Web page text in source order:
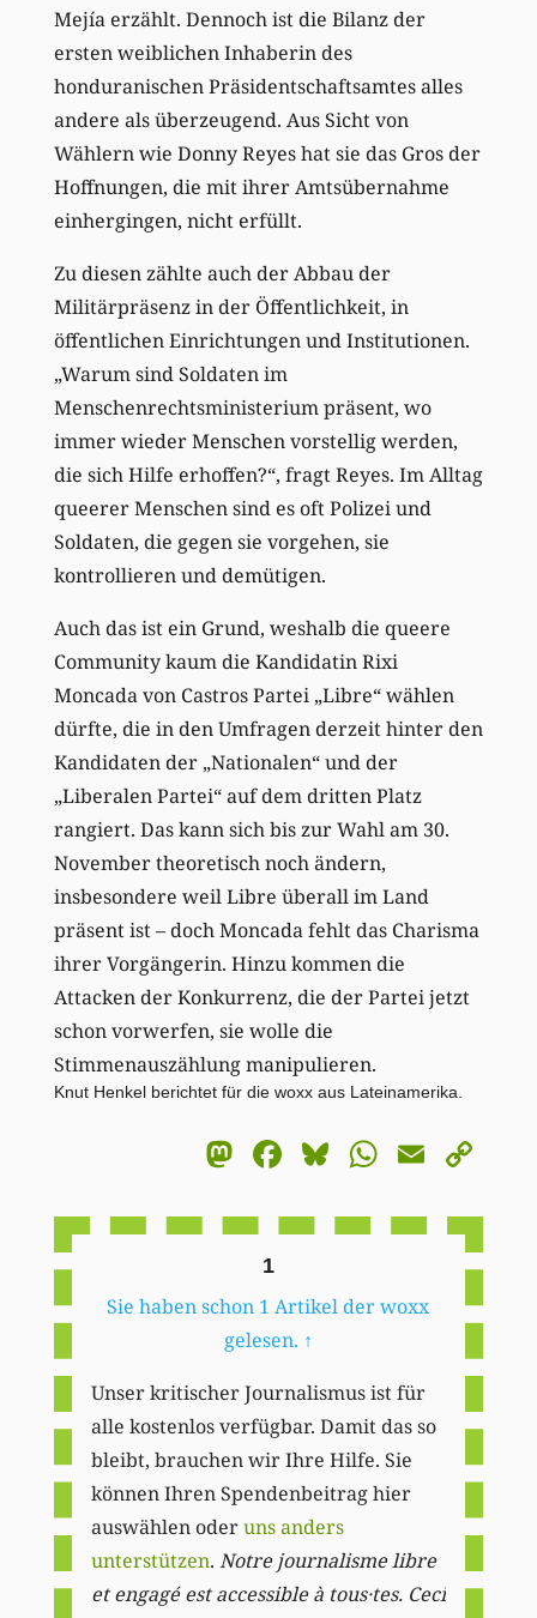
Mejía erzählt. Dennoch ist die Bilanz der
ersten weiblichen Inhaberin des
honduranischen Präsidentschaftsamtes alles
andere als überzeugend. Aus Sicht von
Wählern wie Donny Reyes hat sie das Gros der
Hoffnungen, die mit ihrer Amtsübernahme
einhergingen, nicht erfüllt.
Zu diesen zählte auch der Abbau der
Militärpräsenz in der Öffentlichkeit, in
öffentlichen Einrichtungen und Institutionen.
„Warum sind Soldaten im
Menschenrechtsministerium präsent, wo
immer wieder Menschen vorstellig werden,
die sich Hilfe erhoffen?“, fragt Reyes. Im Alltag
queerer Menschen sind es oft Polizei und
Soldaten, die gegen sie vorgehen, sie
kontrollieren und demütigen.
Auch das ist ein Grund, weshalb die queere
Community kaum die Kandidatin Rixi
Moncada von Castros Partei „Libre“ wählen
dürfte, die in den Umfragen derzeit hinter den
Kandidaten der „Nationalen“ und der
„Liberalen Partei“ auf dem dritten Platz
rangiert. Das kann sich bis zur Wahl am 30.
November theoretisch noch ändern,
insbesondere weil Libre überall im Land
präsent ist – doch Moncada fehlt das Charisma
ihrer Vorgängerin. Hinzu kommen die
Attacken der Konkurrenz, die der Partei jetzt
schon vorwerfen, sie wolle die
Stimmenauszählung manipulieren.
Knut Henkel berichtet für die woxx aus Lateinamerika.
Mastodon
Facebook
BlueskyEmail
1
Sie haben schon 1 Artikel der woxx
gelesen. ↑
Unser kritischer Journalismus ist für
alle kostenlos verfügbar. Damit das so
bleibt, brauchen wir Ihre Hilfe. Sie
können Ihren Spendenbeitrag hier
auswählen oderuns anders
unterstützen. Notre journalisme libre
et engagé est accessible à tous·tes. Ceci